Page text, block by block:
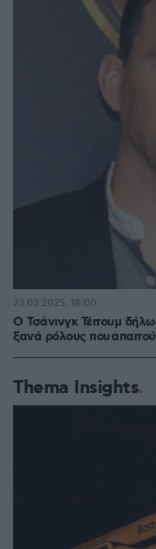
Ο Τσάνινγκ Τέιτουμ
ξανά ρόλους που
23.03.2025, 18:00
Thema Insights